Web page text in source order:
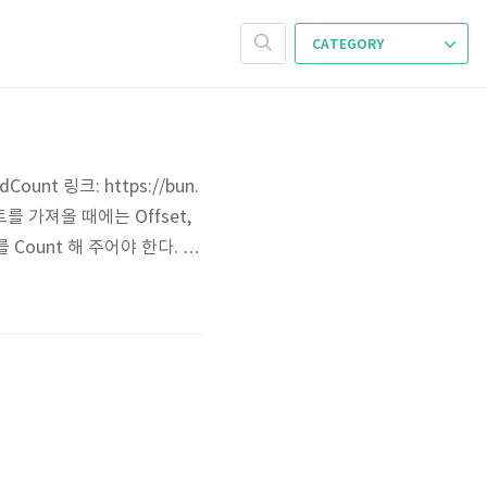
CATEGORY
링크: https://bun.
가져올 때에는 Offset,
Count 해 주어야 한다. bu
되면서도 Count는 그것